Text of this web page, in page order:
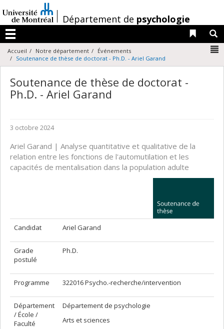
au
contenu
/Département de psychologie
Menu
Liens
Accueil Notre département
Événements
Soutenance de thèse de doctorat - Ph.D. - Ariel Garand
Soutenance de thèse de doctorat -
Ph.D. - Ariel Garand
3 octobre 2024
Ariel Garand | Analyse quantitative et qualitative de la
relation entre les fonctions de l'automutilation et les
capacités de mentalisation dans la population adulte
Candidat Ariel Garand
Grade
postulé
Ph.D.
Programme 322016 Psycho.-recherche/intervention
Département
/ École /
Faculté
Département de psychologie
Arts et sciences